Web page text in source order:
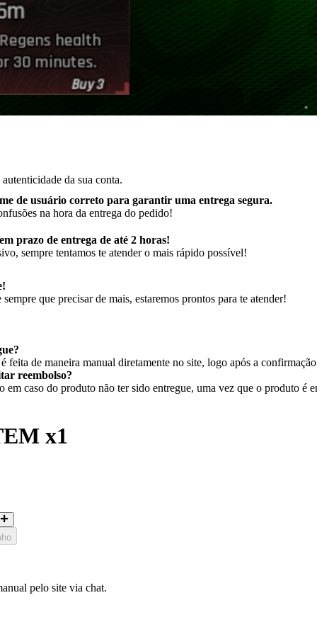
da sua conta.
de usuário correto para garantir uma entrega segura.
na hora da entrega do pedido!
prazo de entrega de até 2 horas!
sempre tentamos te atender o mais rápido possível!
que precisar de mais, estaremos prontos para te atender!
feita de maneira manual diretamente no site, logo após a
reembolso?
em caso do produto não ter sido entregue, uma vez que o produto é
x1
pelo site via chat.